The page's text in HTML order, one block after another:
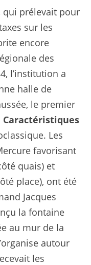
qui prélevait pour
sur les
encore
des
l’institution a
halle de
le premier
Caractéristiques
Les
favorisant
quais) et
place), ont été
Jacques
la fontaine
au mur de la
autour
les